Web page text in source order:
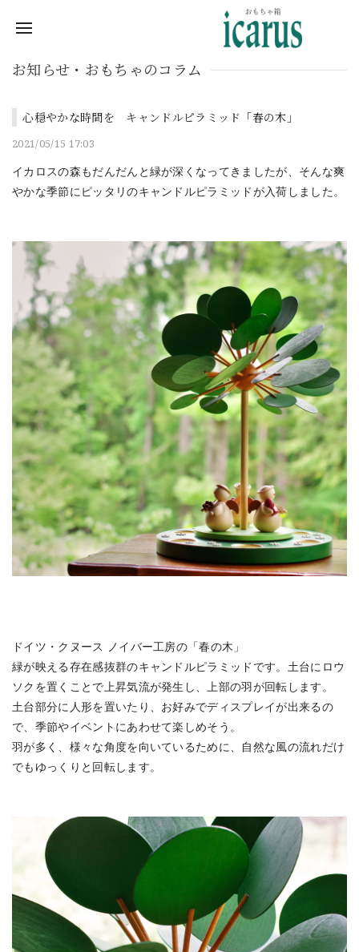
お知らせ・おもちゃのコラム
心穏やかな時間を キャンドルピラミッド「春の木」
2021/05/15 17:03
イカロスの森もだんだんと緑が深くなってきましたが、そんな爽
やかな季節にピッタリのキャンドルピラミッドが入荷しました。
ドイツ・クヌース ノイバー工房の「春の木」
緑が映える存在感抜群のキャンドルピラミッドです。土台にロウ
ソクを置くことで上昇気流が発生し、上部の羽が回転します。
土台部分に人形を置いたり、お好みでディスプレイが出来るの
で、季節やイベントにあわせて楽しめそう。
羽が多く、様々な角度を向いているために、自然な風の流れだけ
でもゆっくりと回転します。